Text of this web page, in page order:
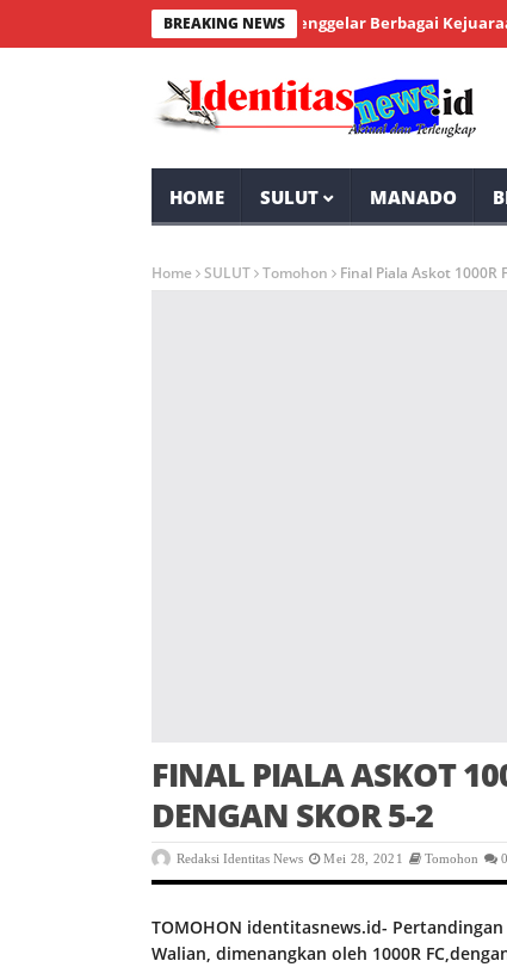
BREAKING NEWS
Kesuksesan Emung Family Menggelar Berbagai Kejuaraan
HOME SULUT MANADO
Home SULUT Tomohon Final Piala Askot 1000R
FINAL PIALA ASKOT
DENGAN SKOR 5-2
Redaksi Identitas News Mei 28, 2021 Tomohon 0
TOMOHON identitasnews.id-
Walian, dimenangkan oleh 1000R